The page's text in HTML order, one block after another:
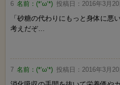
6 名前： (*‘ω‘*) 投稿日： 2016年3月
「砂糖の代わりにもっと身体に悪
考えだぞ…
7 名前： (*‘ω‘*) 投稿日： 2016年3月